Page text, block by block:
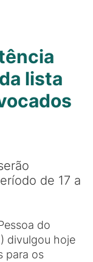
lista
de 17 a
do
divulgou hoje
para os